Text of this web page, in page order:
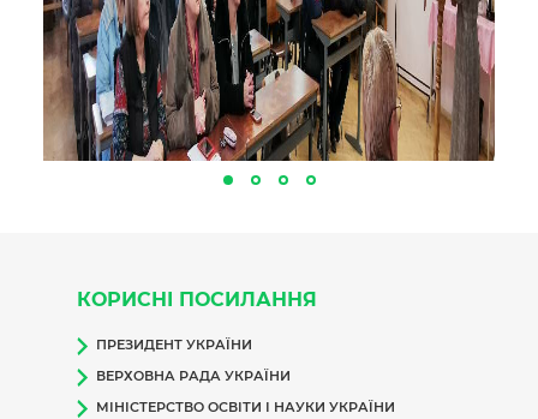
КОРИСНІ ПОСИЛАННЯ
ПРЕЗИДЕНТ УКРАЇНИ
ВЕРХОВНА РАДА УКРАЇНИ
МІНІСТЕРСТВО ОСВІТИ І НАУКИ УКРАЇНИ